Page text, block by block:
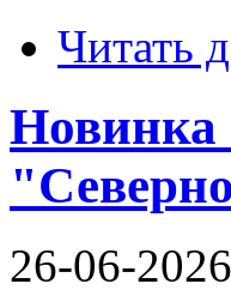
Читать
Новинка
26-06-2026